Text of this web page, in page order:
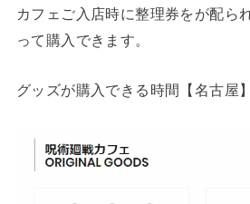
カフェご入店時に整理券をが配ら
って購入できます。
グッズが購入できる時間【名古屋